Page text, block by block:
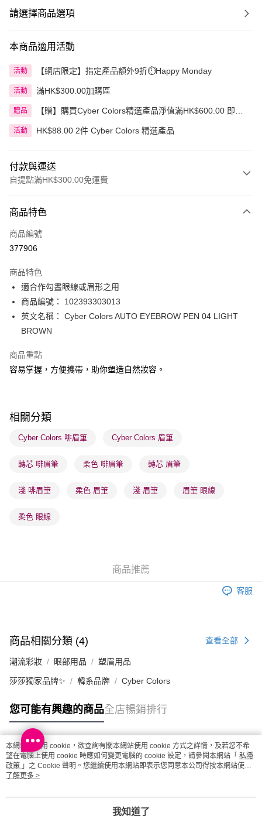
請選擇商品選項
本商品適用活動
活動 【網店限定】指定產品額外9折⏱️Happy Monday
活動 滿HK$300.00加購區
贈品
【贈】購買Cyber Colors精選產品淨值滿HK$600.00 即送
活動 HK$88.00 2件 Cyber Colors 精選產品
付款與運送
自提點滿HK$300.00免運費
信用卡
Apple Pay
PayMe
WeChat Pay
BoC Pay
送貨方式
順豐自助櫃 - 確認發貨後1-3個工作天送達
順豐站及營業點 - 確認發貨後1-3個工作天送達
物流公司進行物流配送
取。逾期會取消訂單，並不會安排重寄
取。逾期會取消訂單，並不會安排重寄
商品特色
商品編號
377906
商品特色
適合作勾晝眼線或眉形之用
商品編號： 102393303013
英文名稱： Cyber Colors AUTO EYEBROW PEN 04 LIGHT
BROWN
商品重點
容易掌握，方便攜帶，助你塑造自然妝容。
相關分類
Cyber Colors 啡眉筆 Cyber Colors 眉筆
轉芯 啡眉筆 柔色 啡眉筆 轉芯 眉筆
淺 啡眉筆 柔色 眉筆 淺 眉筆 眉筆 眼線
柔色 眼線
商品推薦
客服
商品相關分類 (4) 查看全部
潮流彩妝 眼部用品 塑眉用品
莎莎獨家品牌✨ 韓系品牌 Cyber Colors
您可能有興趣的商品全店暢銷排行
熱門標籤
熱銷排行
本網站中使用 cookie，欲查詢有關本網站使用 cookie 方式之詳情，及若您不希
望在電腦上使用 cookie 時應如何變更電腦的 cookie 設定，請參閱本網站「 私隱
政策 」之 Cookie 聲明。您繼續使用本網站即表示您同意本公司得按本網站使用
條款之 Cookie 聲明使用 cookie。
了解更多 >
我知道了